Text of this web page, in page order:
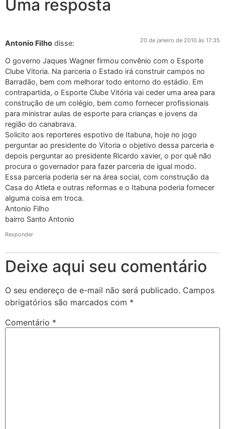
Uma resposta
Antonio Filho disse: 20 de janeiro de 2010 às 17:35
O governo Jaques Wagner firmou convênio com o Esporte
Clube Vitoria. Na parceria o Estado irá construir campos no
Barradão, bem com melhorar todo entorno do estádio. Em
contrapartida, o Esporte Clube Vitória vai ceder uma area para
construção de um colégio, bem como fornecer profissionais
para ministrar aulas de esporte para crianças e jovens da
região do canabrava.
Solicito aos reporteres espotivo de Itabuna, hoje no jogo
perguntar ao presidente do Vitoria o objetivo dessa parceria e
depois perguntar ao presidente Ricardo xavier, o por quê não
procura o governador para fazer parceria de igual modo.
Essa parceria poderia ser na área social, com construção da
Casa do Atleta e outras reformas e o Itabuna poderia fornecer
alguma coisa em troca.
Antonio Filho
bairro Santo Antonio
Responder
Deixe aqui seu comentário
O seu endereço de e-mail não será publicado. Campos
obrigatórios são marcados com *
Comentário *